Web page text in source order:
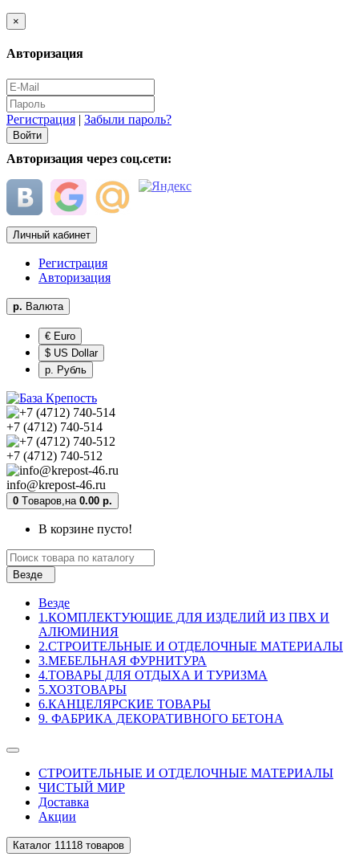
×
Авторизация
Регистрация | Забыли пароль?
Авторизация через соц.сети:
Личный кабинет
Регистрация
Авторизация
р. Валюта
€ Euro
$ US Dollar
р. Рубль
+7 (4712) 740-514
+7 (4712) 740-512
info@krepost-46.ru
0 Tоваров, на 0.00 р.
В корзине пусто!
Везде
Везде
1.КОМПЛЕКТУЮЩИЕ ДЛЯ ИЗДЕЛИЙ ИЗ ПВХ И
АЛЮМИНИЯ
2.СТРОИТЕЛЬНЫЕ И ОТДЕЛОЧНЫЕ МАТЕРИАЛЫ
3.МЕБЕЛЬНАЯ ФУРНИТУРА
4.ТОВАРЫ ДЛЯ ОТДЫХА И ТУРИЗМА
5.ХОЗТОВАРЫ
6.КАНЦЕЛЯРСКИЕ ТОВАРЫ
9. ФАБРИКА ДЕКОРАТИВНОГО БЕТОНА
СТРОИТЕЛЬНЫЕ И ОТДЕЛОЧНЫЕ МАТЕРИАЛЫ
ЧИСТЫЙ МИР
Доставка
Акции
Каталог 11118 товаров